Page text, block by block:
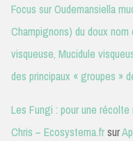
Focus sur Oudemansiella
Champignons) du doux
visqueuse, Mucidule
des principaux « groupes »
Les Fungi : pour une
Chris – Ecosystema.frsur